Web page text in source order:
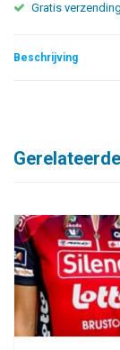
Gratis verzending
Beschrijving